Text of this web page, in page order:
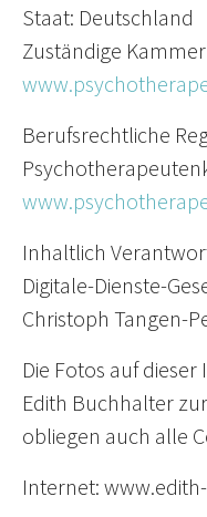
Staat: Deutschland
Zuständige
Berufsrechtliche
Inhaltlich
Digitale-Dienste-
Christoph Tangen-
Die Fotos auf
Edith Buchhalter
obliegen auch alle
Internet: